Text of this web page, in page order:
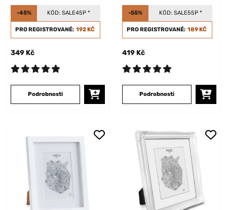
-45% KÓD: SALE45P *
PRO REGISTROVANÉ: 192 KČ
349 Kč
Podrobnosti
cm
-55% KÓD: SALE55P*
PRO REGISTROVANÉ: 189 KČ
419 Kč
Podrobnosti